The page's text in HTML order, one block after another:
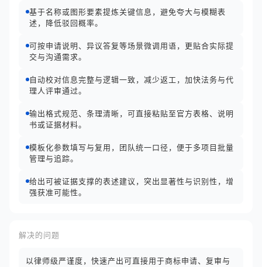
基于名称或图形要素提炼关键信息，避免夸大与模糊表
述，降低驳回概率。
可按申请说明、异议答复等场景微调用语，更贴合实际提
交与沟通需求。
自动校对信息完整与逻辑一致，减少返工，加快法务与代
理人评审通过。
输出格式规范、条理清晰，可直接粘贴至官方表格、说明
书或证据材料。
模板化参数填写与复用，团队统一口径，便于多项目批量
管理与追踪。
给出可被证据支撑的表述建议，突出显著性与识别性，增
强获准可能性。
解决的问题
以律师级严谨度，快速产出可直接用于商标申请、复审与